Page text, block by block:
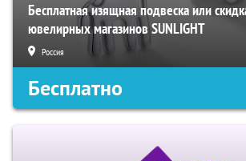
Бесплатная изящная подвеска или
ювелирных магазинов SUNLIGHT
Россия
Бесплатно